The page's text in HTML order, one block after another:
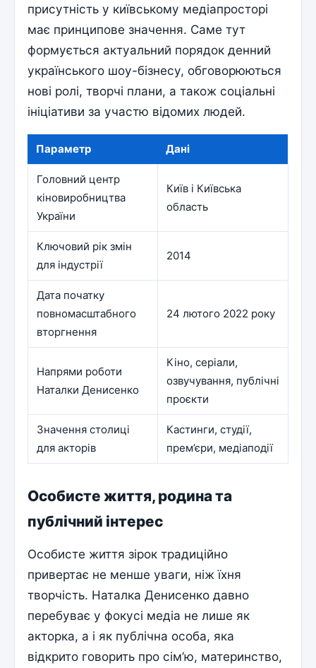
присутність у київському медіапросторі
має принципове значення. Саме тут
формується актуальний порядок денний
українського шоу-бізнесу, обговорюються
нові ролі, творчі плани, а також соціальні
ініціативи за участю відомих людей.
Параметр Дані
Головний центр
кіновиробництва
України
Київ і Київська
область
Ключовий рік змін
для індустрії
2014
Дата початку
повномасштабного
вторгнення
24 лютого 2022 року
Напрями роботи
Наталки Денисенко
Кіно, серіали,
озвучування, публічні
проєкти
Значення столиці
для акторів
Кастинги, студії,
прем’єри, медіаподії
Особисте життя, родина та
публічний інтерес
Особисте життя зірок традиційно
привертає не менше уваги, ніж їхня
творчість. Наталка Денисенко давно
перебуває у фокусі медіа не лише як
акторка, а і як публічна особа, яка
відкрито говорить про сім’ю, материнство,